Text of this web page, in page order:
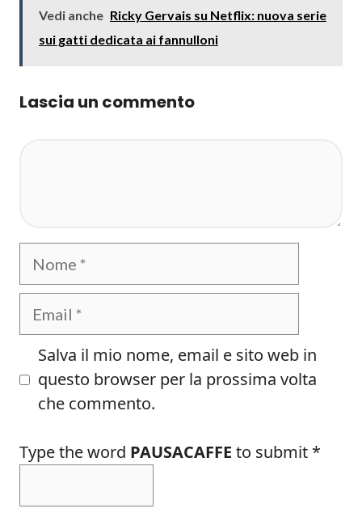
Vedi anche Ricky Gervais su Netflix: nuova serie
sui gatti dedicata ai fannulloni
Lascia un commento
Nome
Email
Salva il mio nome, email e sito web in
questo browser per la prossima volta
che commento.
Type the word PAUSACAFFE to submit *